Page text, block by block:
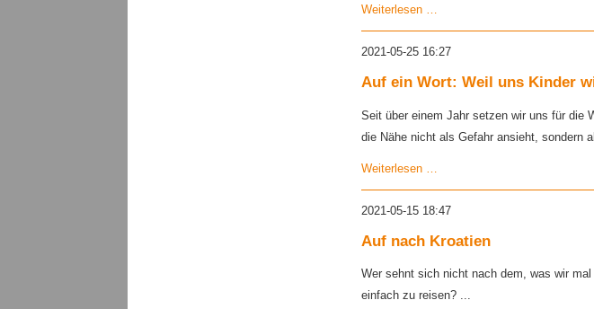
Weiterlesen …
die
700SC
2021-05-25 16:27
Auf ein Wort: Weil uns Kinder
Seit über einem Jahr setzen wir uns für die
die Nähe nicht als Gefahr ansieht, sondern
Weiterlesen …
Wort:
uns
wichtig
sind
2021-05-15 18:47
Auf nach Kroatien
Wer sehnt sich nicht nach dem, was wir
einfach zu reisen? ...